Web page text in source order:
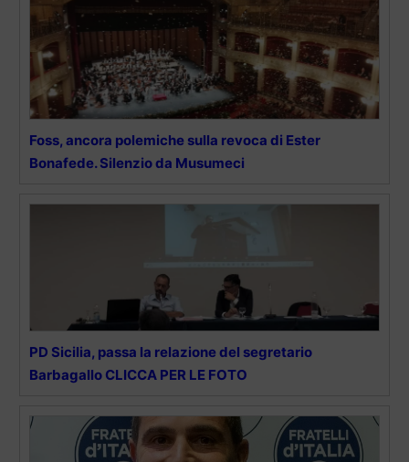
Foss, ancora polemiche sulla revoca di Ester
Bonafede. Silenzio da Musumeci
PD Sicilia, passa la relazione del segretario
Barbagallo CLICCA PER LE FOTO